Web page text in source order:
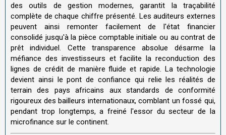
des outils de gestion modernes, garantit la traçabilité
complète de chaque chiffre présenté. Les auditeurs externes
peuvent ainsi remonter facilement de l'état financier
consolidé jusqu'à la pièce comptable initiale ou au contrat de
prêt individuel. Cette transparence absolue désarme la
méfiance des investisseurs et facilite la reconduction des
lignes de crédit de manière fluide et rapide. La technologie
devient ainsi le pont de confiance qui relie les réalités de
terrain des pays africains aux standards de conformité
rigoureux des bailleurs internationaux, comblant un fossé qui,
pendant trop longtemps, a freiné l'essor du secteur de la
microfinance sur le continent.